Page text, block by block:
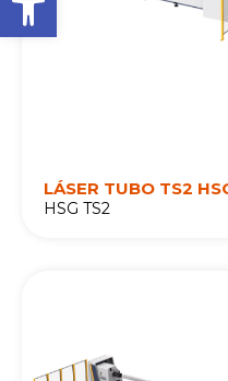
LÁSER TUBO TS2
HSG TS2